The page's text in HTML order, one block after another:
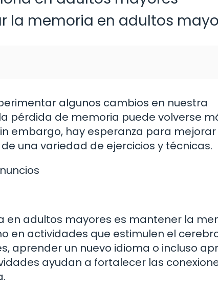
la memoria en adultos
algunos cambios en nuestra
pérdida de memoria puede volverse
embargo, hay esperanza para mejorar
una variedad de ejercicios y técnicas.
adultos mayores es mantener la
en actividades que estimulen el
aprender un nuevo idioma o incluso
ayudan a fortalecer las